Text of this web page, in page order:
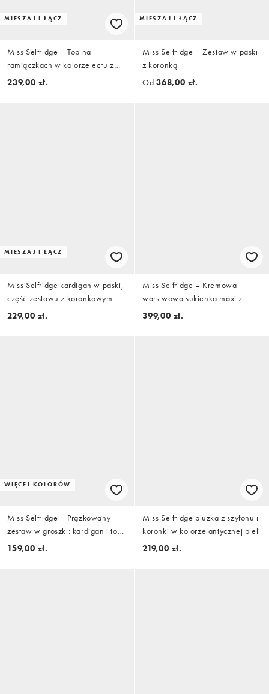
MIESZAJ I ŁĄCZ
Miss Selfridge – Top na
ramiączkach w kolorze ecru z
haftowanym wzorem, część
239,00 zł.
MIESZAJ I ŁĄCZ
Miss Selfridge – Zestaw w paski
z koronką
Od 368,00 zł.
MIESZAJ I ŁĄCZ
Miss Selfridge kardigan w paski,
część zestawu z koronkowym
wykończeniem
229,00 zł.
Miss Selfridge – Kremowa
warstwowa sukienka maxi z
szyfonu
399,00 zł.
WIĘCEJ KOLORÓW
Miss Selfridge – Prążkowany
zestaw w groszki: kardigan i top
na ramiączkach
159,00 zł.
Miss Selfridge bluzka z szyfonu i
koronki w kolorze antycznej bieli
219,00 zł.